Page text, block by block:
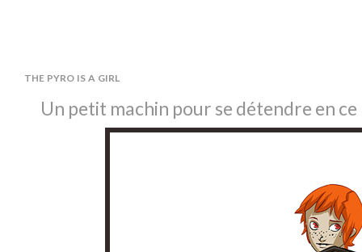
the pyro is a girl
Un petit machin pour se détendre en